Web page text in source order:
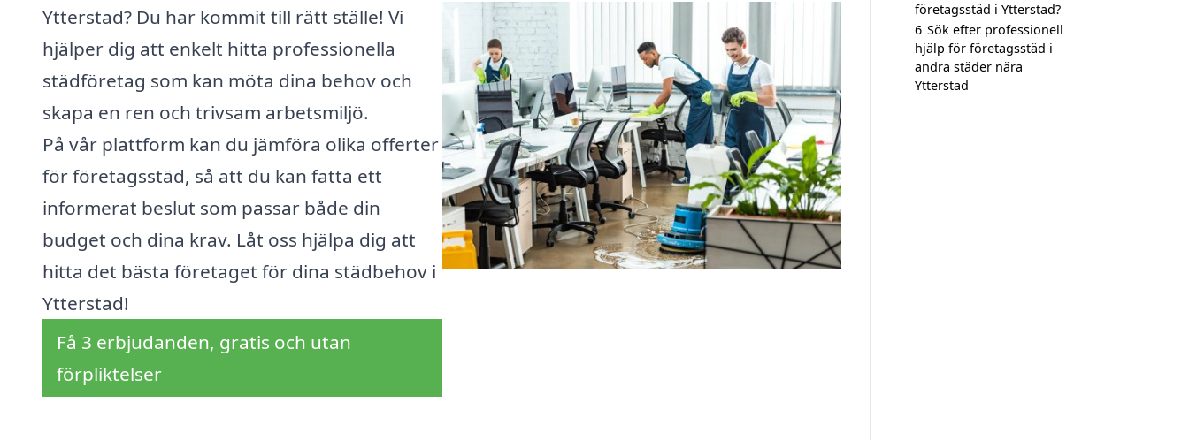
Ytterstad? Du har kommit till rätt ställe! Vi
hjälper dig att enkelt hitta professionella
städföretag som kan möta dina behov och
skapa en ren och trivsam arbetsmiljö.
På vår plattform kan du jämföra olika offerter
för företagsstäd, så att du kan fatta ett
informerat beslut som passar både din
budget och dina krav. Låt oss hjälpa dig att
hitta det bästa företaget för dina städbehov i
Ytterstad!
Få 3 erbjudanden, gratis och utan
förpliktelser
företagsstäd i Ytterstad?
6 Sök efter professionell
hjälp för företagsstäd i
andra städer nära
Ytterstad